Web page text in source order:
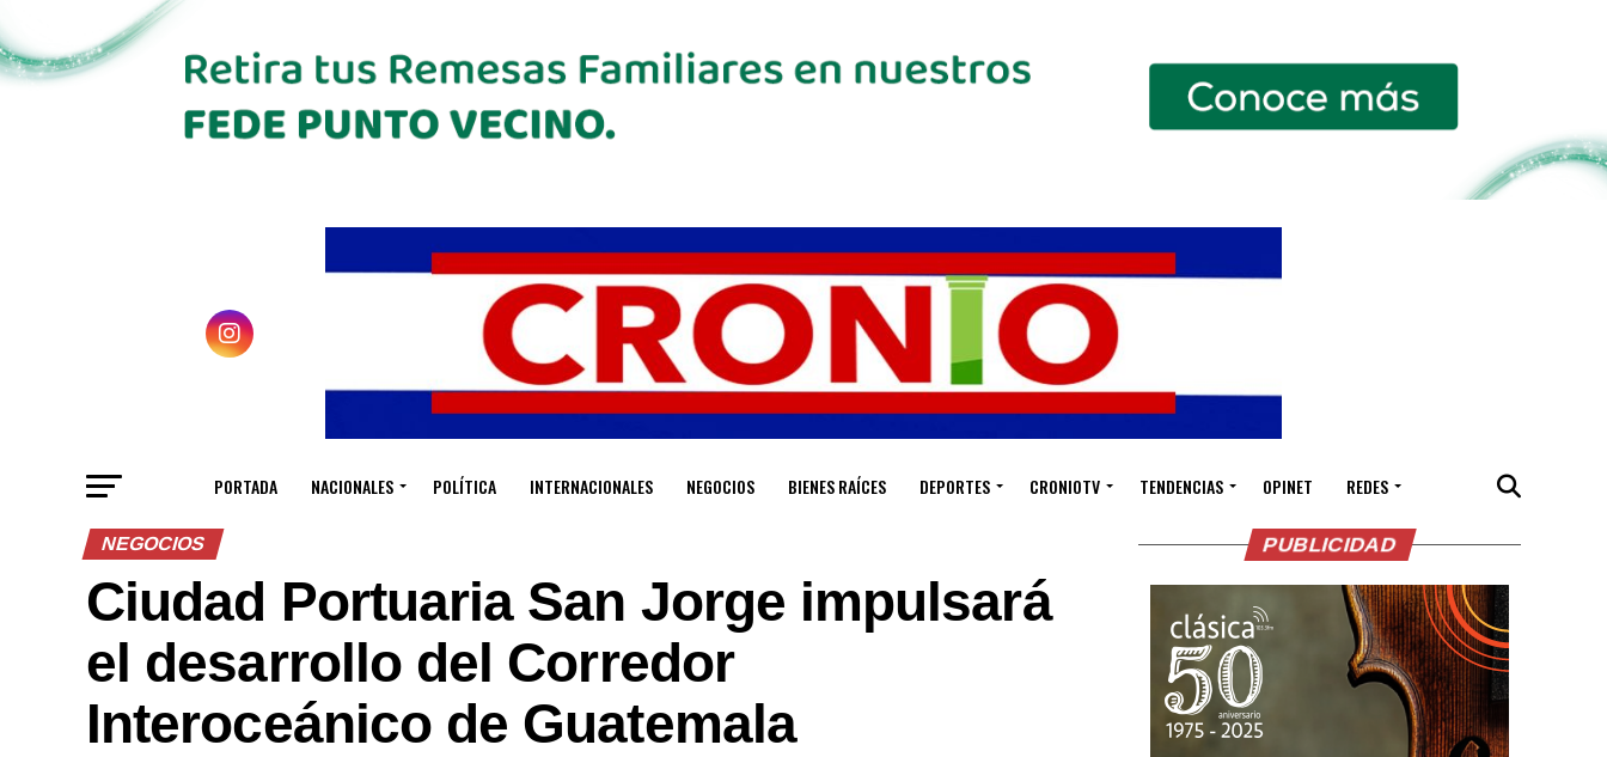
PORTADA NACIONALES POLÍTICA INTERNACIONALES NEGOCIOS BIENES RAÍCES DEPORTES CRONIOTV TENDENCIAS OPINET REDES
NEGOCIOS
Ciudad Portuaria San Jorge impulsará
el desarrollo del Corredor
Interoceánico de Guatemala
PUBLICIDAD